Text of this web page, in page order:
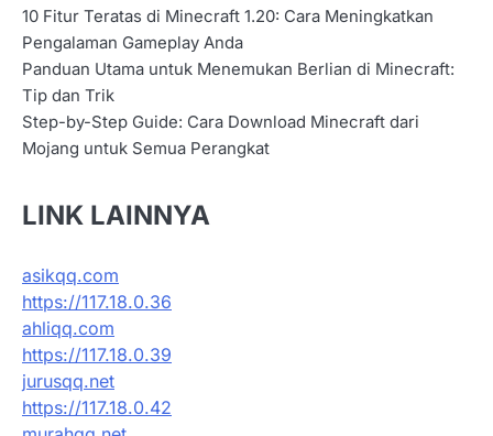
10 Fitur Teratas di Minecraft 1.20: Cara Meningkatkan
Pengalaman Gameplay Anda
Panduan Utama untuk Menemukan Berlian di Minecraft:
Tip dan Trik
Step-by-Step Guide: Cara Download Minecraft dari
Mojang untuk Semua Perangkat
LINK LAINNYA
asikqq.com
https://117.18.0.36
ahliqq.com
https://117.18.0.39
jurusqq.net
https://117.18.0.42